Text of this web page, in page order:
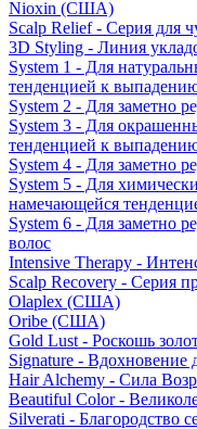
Nioxin (США)
Scalp Relief - Серия для
3D Styling - Линия
System 1 - Для
тенденцией к
System 2 - Для заметно
System 3 - Для
тенденцией к
System 4 - Для заметно
System 5 - Для
намечающейся
System 6 - Для заметно
волос
Intensive Therapy -
Scalp Recovery - Серия
Olaplex (США)
Oribe (США)
Gold Lust - Роскошь
Signature - Вдохновение
Hair Alchemy - Сила
Beautiful Color -
Silverati - Благородство